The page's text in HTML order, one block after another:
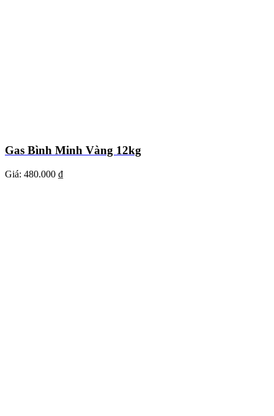
Gas Bình Minh Vàng 12kg
Giá: 480.000 ₫